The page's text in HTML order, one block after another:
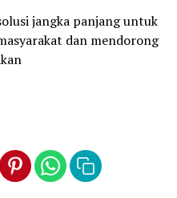
jangka panjang untuk
dan mendorong